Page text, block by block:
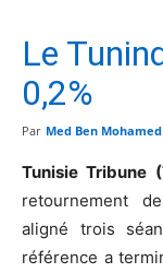
Le
0,2%
Par Med Ben Mohamed
Tunisie Tribune
retournement
aligné trois
référence a